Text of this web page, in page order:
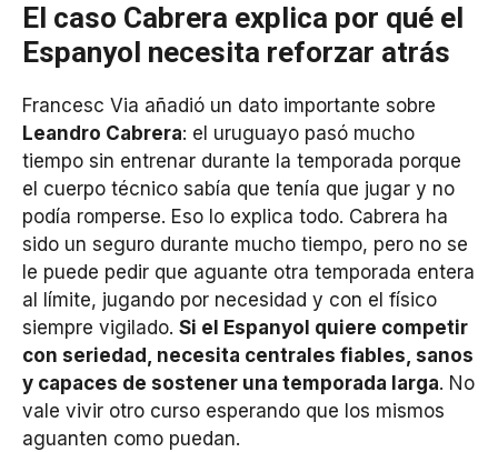
El caso Cabrera explica por qué el
Espanyol necesita reforzar atrás
Francesc Via añadió un dato importante sobre
Leandro Cabrera: el uruguayo pasó mucho
tiempo sin entrenar durante la temporada porque
el cuerpo técnico sabía que tenía que jugar y no
podía romperse. Eso lo explica todo. Cabrera ha
sido un seguro durante mucho tiempo, pero no se
le puede pedir que aguante otra temporada entera
al límite, jugando por necesidad y con el físico
siempre vigilado. Si el Espanyol quiere competir
con seriedad, necesita centrales fiables, sanos
y capaces de sostener una temporada larga. No
vale vivir otro curso esperando que los mismos
aguanten como puedan.